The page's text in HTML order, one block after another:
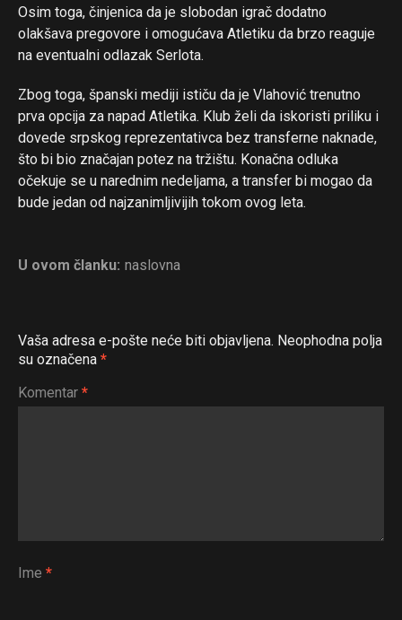
Osim toga, činjenica da je slobodan igrač dodatno
olakšava pregovore i omogućava Atletiku da brzo reaguje
na eventualni odlazak Serlota.
Zbog toga, španski mediji ističu da je Vlahović trenutno
prva opcija za napad Atletika. Klub želi da iskoristi priliku i
dovede srpskog reprezentativca bez transferne naknade,
što bi bio značajan potez na tržištu. Konačna odluka
očekuje se u narednim nedeljama, a transfer bi mogao da
bude jedan od najzanimljivijih tokom ovog leta.
U ovom članku: naslovna
Vaša adresa e-pošte neće biti objavljena. Neophodna polja
su označena *
Komentar *
Ime *